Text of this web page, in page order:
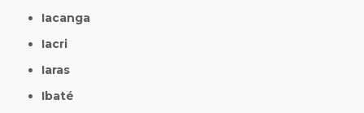
Iacanga
Iacri
Iaras
Ibaté